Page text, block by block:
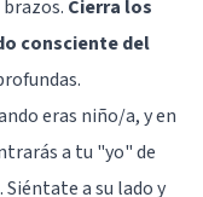
Cierra los
consciente del
eras niño/a, y en
a tu "yo" de
Siéntate a su lado y